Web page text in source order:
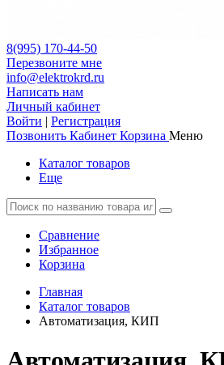
8(995) 170-44-50
Перезвоните мне
info@elektrokrd.ru
Написать нам
Личный кабинет
Войти | Регистрация
Позвонить Кабинет Корзина Меню
Каталог товаров
Еще
Сравнение
Избранное
Корзина
Главная
Каталог товаров
Автоматизация, КИП